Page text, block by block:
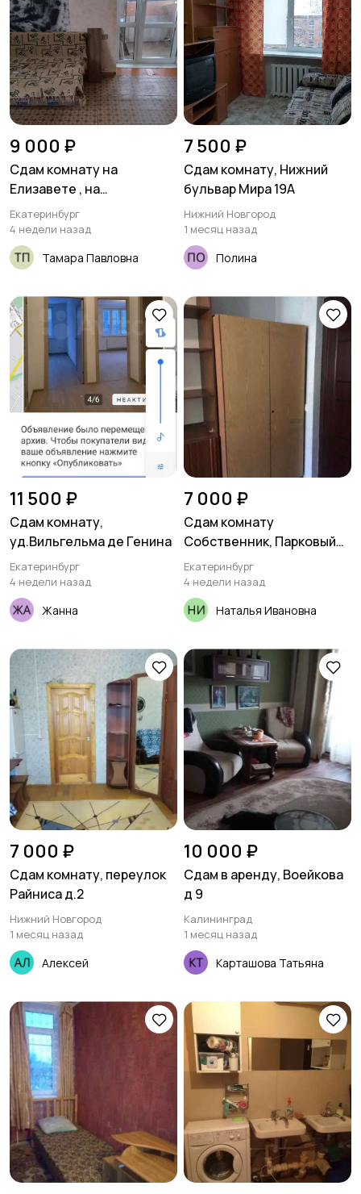
9 000 ₽
Сдам комнату на
Елизавете , на
длительный срок,
собственник
Екатеринбург
4 недели назад
Тамара Павловна
7 500 ₽
Сдам комнату, Нижний
бульвар Мира 19А
Нижний Новгород
1 месяц назад
Полина
11 500 ₽
Сдам комнату,
уд.Вильгельма де Генина
Екатеринбург
4 недели назад
Жанна
7 000 ₽
Сдам комнату
Собственник, Парковый
пер. 41/2 Кировский район
Екатеринбург
4 недели назад
Наталья Ивановна
7 000 ₽
Сдам комнату, переулок
Райниса д.2
Нижний Новгород
1 месяц назад
Алексей
10 000 ₽
Сдам в аренду, Воейкова
д 9
Калининград
1 месяц назад
Карташова Татьяна